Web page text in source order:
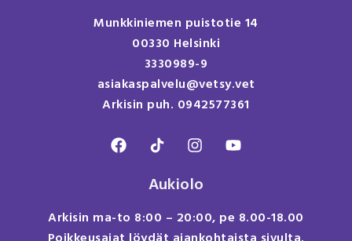
Munkkiniemen puistotie 14
00330 Helsinki
3330989-9
asiakaspalvelu@vetsy.vet
Arkisin puh. 0942577361
Aukiolo
Arkisin ma-to 8:00 – 20:00, pe 8.00-18.00